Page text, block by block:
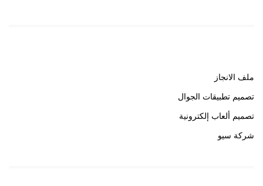
ملف الانجاز
تصميم تطبيقات الجوال
تصميم ألعاب إلكترونية
شركة سيو